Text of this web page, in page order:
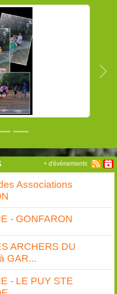
Associations
- GONFARON
ARCHERS DU
GAR...
- LE PUY STE
+ d'évènements